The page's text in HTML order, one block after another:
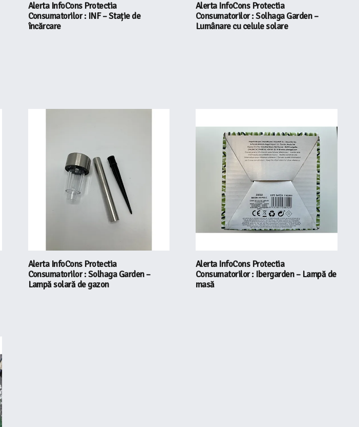
Alerta InfoCons Protectia
Consumatorilor : INF – Stație de
încărcare
Alerta InfoCons Protectia
Consumatorilor : Solhaga Garden –
Lumânare cu celule solare
Alerta InfoCons Protectia
Consumatorilor : Solhaga Garden –
Lampă solară de gazon
Alerta InfoCons Protectia
Consumatorilor : Ibergarden – Lampă de
masă